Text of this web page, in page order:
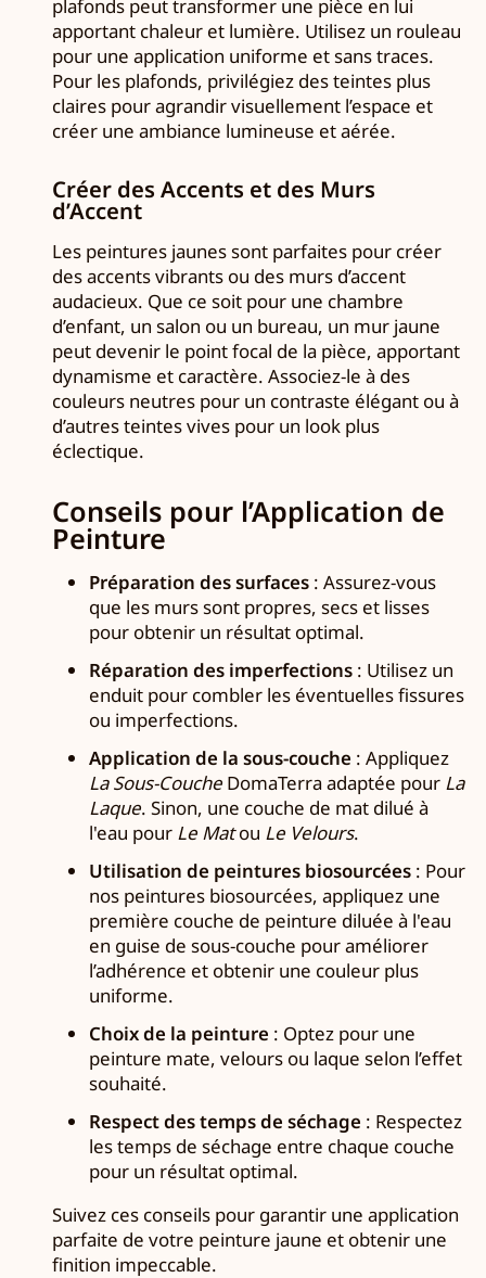
plafonds peut transformer une pièce en lui
apportant chaleur et lumière. Utilisez un rouleau
pour une application uniforme et sans traces.
Pour les plafonds, privilégiez des teintes plus
claires pour agrandir visuellement l’espace et
créer une ambiance lumineuse et aérée.
Créer des Accents et des Murs
d’Accent
Les peintures jaunes sont parfaites pour créer
des accents vibrants ou des murs d’accent
audacieux. Que ce soit pour une chambre
d’enfant, un salon ou un bureau, un mur jaune
peut devenir le point focal de la pièce, apportant
dynamisme et caractère. Associez-le à des
couleurs neutres pour un contraste élégant ou à
d’autres teintes vives pour un look plus
éclectique.
Conseils pour l’Application de
Peinture
Préparation des surfaces: Assurez-vous
que les murs sont propres, secs et lisses
pour obtenir un résultat optimal.
Réparation des imperfections: Utilisez un
enduit pour combler les éventuelles fissures
ou imperfections.
Application de la sous-couche : Appliquez
La Sous-CoucheDomaTerra adaptée pour La
Laque. Sinon, une couche de mat dilué à
l'eau pour Le Matou Le Velours.
Utilisation de peintures biosourcées: Pour
nos peintures biosourcées, appliquez une
première couche de peinture diluée à l'eau
en guise de sous-couche pour améliorer
l’adhérence et obtenir une couleur plus
uniforme.
Choix de la peinture : Optez pour une
peinture mate, velours ou laque selon l’effet
souhaité.
Respect des temps de séchage : Respectez
les temps de séchage entre chaque couche
pour un résultat optimal.
Suivez ces conseils pour garantir une application
parfaite de votre peinture jaune et obtenir une
finition impeccable.